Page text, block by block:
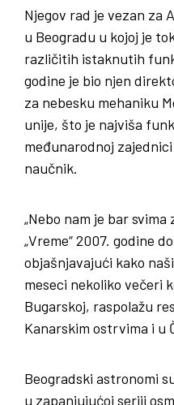
Njegov rad je vezan za
u Beogradu u kojoj je
različitih istaknutih
godine je bio njen
za nebesku mehaniku
unije, što je najviša
međunarodnoj
naučnik.
„Nebo nam je bar svima
„Vreme“ 2007. godine
objašnjavajući kako
meseci nekoliko večeri
Bugarskoj, raspolažu
Kanarskim ostrvima i u
Beogradski astronomi
u zapanjujućoj seriji